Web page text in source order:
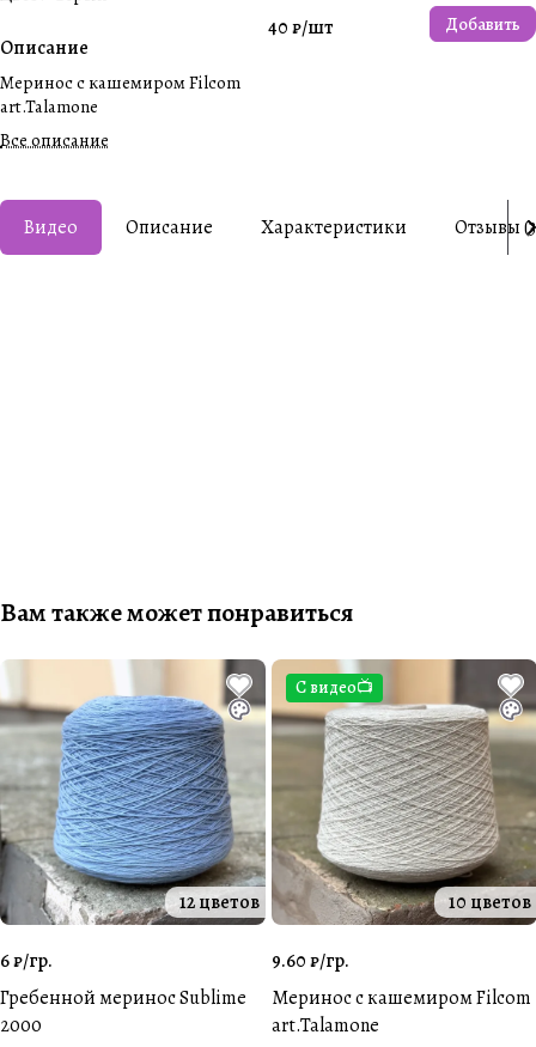
Описание
Меринос с кашемиром Filcom
art.Talamone
Все описание
40 ₽/шт Добавить
Видео Описание Характеристики Отзывы
Вам также может понравиться
12 цветов
6 ₽/гр.
Гребенной меринос Sublime
2000
С видео📺
10 цветов
9.60 ₽/гр.
Меринос с кашемиром Filcom
art.Talamone